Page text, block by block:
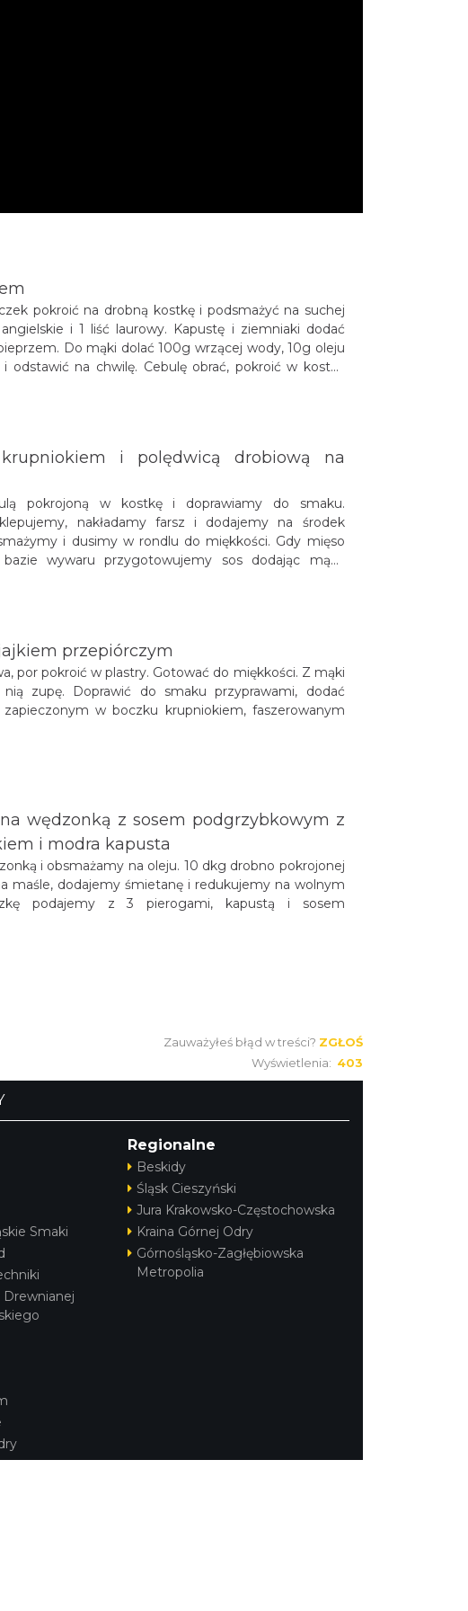
pokroić na drobną kostkę i podsmażyć na suchej
i 1 liść laurowy. Kapustę i ziemniaki dodać
Do mąki dolać 100g wrzącej wody, 10g
folią i odstawić na chwilę. Cebulę obrać, pokroić
obrać ze skóry, rozdrobnić i dodać na patelnie.
z cebulą. Uformować pierogi. Pierogi
pokrojoną w kostkę i doprawiamy do smaku.
nakładamy farsz i dodajemy na środek
i dusimy w rondlu do miękkości. Gdy mięso
wywaru przygotowujemy sos dodając mąkę
por pokroić w plastry. Gotować do miękkości.
nią zupę. Doprawić do smaku przyprawami,
z zapieczonym w boczku krupniokiem,
i modra kapusta
i obsmażamy na oleju. 10 dkg drobno
podsmażamy na maśle, dodajemy śmietanę
do smaku. Polędwiczkę podajemy z 3 pierogami,
Wyświetlenia:403
Smaki
Regionalne
Beskidy
Śląsk Cieszyński
Jura Krakowsko-
Częstochowska
Kraina Górnej Odry
Górnośląsko-Zagłębiowska
Metropolia